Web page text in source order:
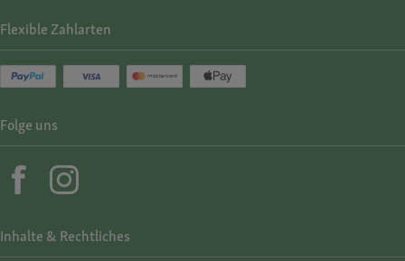
Inhalte & Rechtliches
Flexible Zahlarten
Folge uns